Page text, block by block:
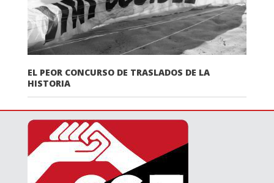
EL PEOR CONCURSO DE TRASLADOS DE LA
HISTORIA